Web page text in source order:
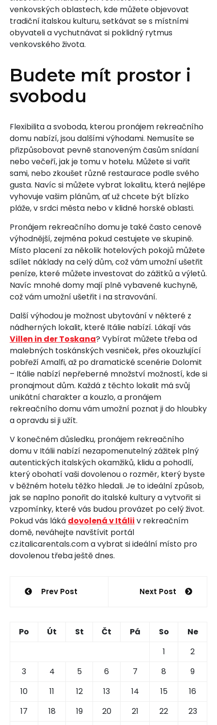
venkovských oblastech, kde můžete objevovat
tradiční italskou kulturu, setkávat se s místními
obyvateli a vychutnávat si poklidný rytmus
venkovského života.
Budete mít prostor i
svobodu
Flexibilita a svoboda, kterou pronájem rekreačního
domu nabízí, jsou dalšími výhodami. Nemusíte se
přizpůsobovat pevně stanoveným časům snídaní
nebo večeří, jak je tomu v hotelu. Můžete si vařit
sami, nebo zkoušet různé restaurace podle svého
gusta. Navíc si můžete vybrat lokalitu, která nejlépe
vyhovuje vašim plánům, ať už chcete být blízko
pláže, v srdci města nebo v klidné horské oblasti.
Pronájem rekreačního domu je také často cenově
výhodnější, zejména pokud cestujete ve skupině.
Místo placení za několik hotelových pokojů můžete
sdílet náklady na celý dům, což vám umožní ušetřit
peníze, které můžete investovat do zážitků a výletů.
Navíc mnohé domy mají plně vybavené kuchyně,
což vám umožní ušetřit i na stravování.
Další výhodou je možnost ubytování v některé z
nádherných lokalit, které Itálie nabízí. Lákají vás
Villen in der Toskana? Vybírat můžete třeba od
malebných toskánských vesniček, přes okouzlující
pobřeží Amalfi, až po dramatické scenérie Dolomit
– Itálie nabízí nepřeberné množství možností, kde si
pronajmout dům. Každá z těchto lokalit má svůj
unikátní charakter a kouzlo, a pronájem
rekreačního domu vám umožní poznat ji do hloubky
a opravdu si ji užít.
V konečném důsledku, pronájem rekreačního
domu v Itálii nabízí nezapomenutelný zážitek plný
autentických italských okamžiků, klidu a pohodlí,
který obohatí vaši dovolenou o rozměr, který byste
v běžném hotelu těžko hledali. Je to ideální způsob,
jak se naplno ponořit do italské kultury a vytvořit si
vzpomínky, které vás budou provázet po celý život.
Pokud vás láká dovolená v Itálii v rekreačním
domě, neváhejte navštívit portál
cz.italicarentals.com a vybrat si ideální místo pro
dovolenou třeba ještě dnes.
Navigace
příspěvek
Prev Post Next Post
Po Út St Čt Pá So
Ne
1
2
3
4 5 6 7 8
9
10
11 12 13 14 15
16
17
18 19 20 21 22
23